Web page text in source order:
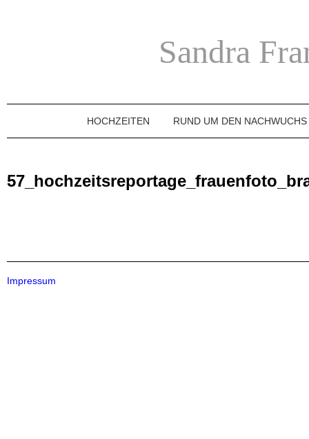
Sandra
HOCHZEITEN RUND UM DEN NACHWUCHS
Impressum